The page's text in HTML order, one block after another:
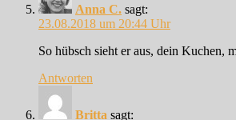
Anna C. sagt:
23.08.2018 um 20:44 Uhr
So hübsch sieht er aus, dein Kuchen,
Antworten
Britta sagt: